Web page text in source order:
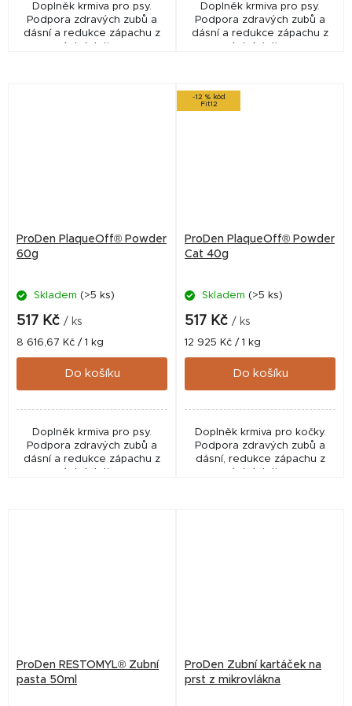
Doplněk krmiva pro psy.
Podpora zdravých zubů a
dásní a redukce zápachu z
ústní dutiny.
Doplněk krmiva pro psy.
Podpora zdravých zubů a
dásní a redukce zápachu z
ústní dutiny.
ProDen PlaqueOff® Powder
60g
Skladem (>5 ks)
517 Kč / ks
Měrná
cena:
8 616,67 Kč / 1 kg
Do košíku
Doplněk krmiva pro psy.
Podpora zdravých zubů a
dásní a redukce zápachu z
ústní dutiny.
-12 % kód
Fit12
ProDen PlaqueOff® Powder
Cat 40g
Skladem (>5 ks)
517 Kč / ks
Měrná
cena:
12 925 Kč / 1 kg
Do košíku
Doplněk krmiva pro kočky.
Podpora zdravých zubů a
dásní, redukce zápachu z
ústní dutiny.
ProDen RESTOMYL® Zubní
pasta 50ml
ProDen Zubní kartáček na
prst z mikrovlákna